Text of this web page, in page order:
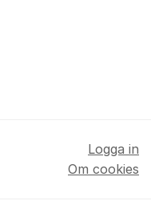
Logga in
Om cookies